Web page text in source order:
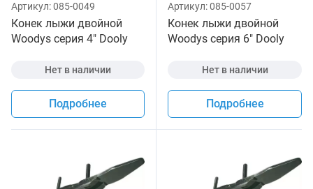
Артикул:085-0049
Конек лыжи двойной
Woodys серия 4" Dooly
Нет в наличии
Подробнее
Артикул:085-0057
Конек лыжи двойной
Woodys серия 6" Dooly
Нет в наличии
Подробнее